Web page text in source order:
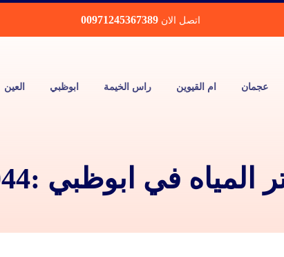
اتصل الان 00971245367389
عجمان ام القيوين راس الخيمة ابوظبي العين
في ابوظبي :0543172044